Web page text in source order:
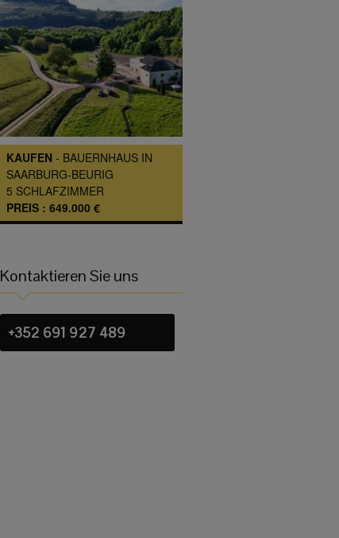
KAUFEN - BAUERNHAUS IN
SAARBURG-BEURIG
5 SCHLAFZIMMER
PREIS : 649.000 €
Kontaktieren Sie uns
+352 691 927 489